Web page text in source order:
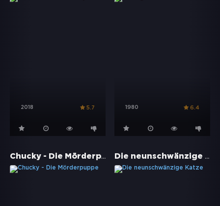
2018 5.7 1980 6.4
Chucky - Die Mörderpuppe Die neunschwänzige Katze